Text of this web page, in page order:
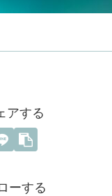
アする
ーする